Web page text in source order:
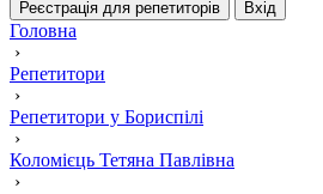
Реєстрація для репетиторів Вхід
Головна
›
Репетитори
›
Репетитори у Бориспілі
›
Коломієць Тетяна Павлівна
›